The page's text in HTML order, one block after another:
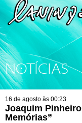
NOTÍCIAS
16 de agosto às 00:23
Joaquim
Memórias”